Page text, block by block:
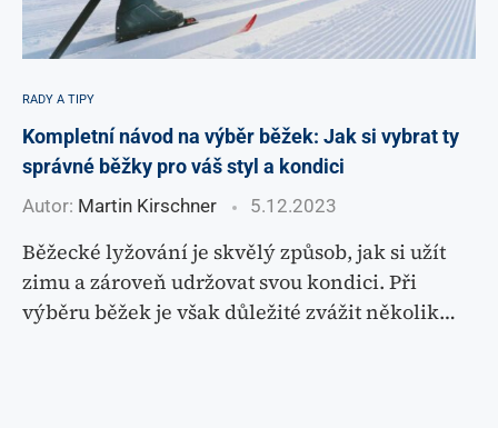
RADY A TIPY
Kompletní návod na výběr běžek: Jak si vybrat ty
správné běžky pro váš styl a kondici
Autor: Martin Kirschner 5.12.2023
Běžecké lyžování je skvělý způsob, jak si užít
zimu a zároveň udržovat svou kondici. Při
výběru běžek je však důležité zvážit několik…